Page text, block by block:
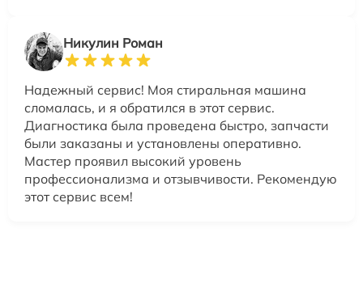
Никулин Роман
Надежный сервис! Моя стиральная машина
сломалась, и я обратился в этот сервис.
Диагностика была проведена быстро, запчасти
были заказаны и установлены оперативно.
Мастер проявил высокий уровень
профессионализма и отзывчивости. Рекомендую
этот сервис всем!